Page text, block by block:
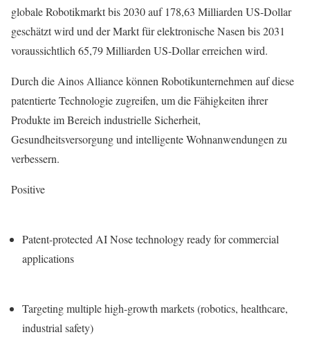
globale Robotikmarkt bis 2030 auf 178,63 Milliarden US-Dollar
geschätzt wird und der Markt für elektronische Nasen bis 2031
voraussichtlich 65,79 Milliarden US-Dollar erreichen wird.
Durch die Ainos Alliance können Robotikunternehmen auf diese
patentierte Technologie zugreifen, um die Fähigkeiten ihrer
Produkte im Bereich industrielle Sicherheit,
Gesundheitsversorgung und intelligente Wohnanwendungen zu
verbessern.
Positive
Patent-protected AI Nose technology ready for commercial
applications
Targeting multiple high-growth markets (robotics, healthcare,
industrial safety)